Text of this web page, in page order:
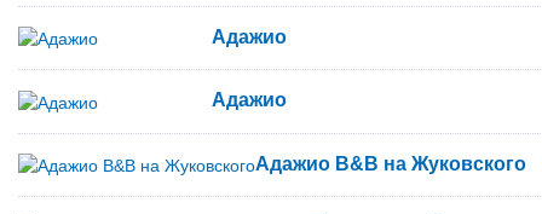
Адажио
Адажио
Адажио B&B на Жуковского